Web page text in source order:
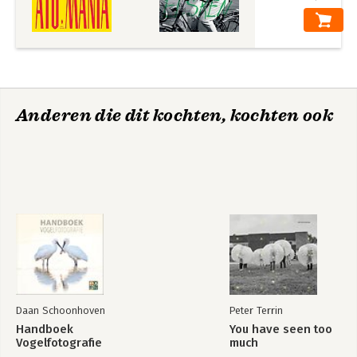
Anderen die dit kochten, kochten ook
Daan Schoonhoven
Handboek
Vogelfotografie
Peter Terrin
You have seen too
much